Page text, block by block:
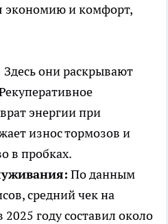
экономию и комфорт,
Здесь они раскрывают
энергии при
износ тормозов и
в пробках.
По данным
средний чек на
году составил около